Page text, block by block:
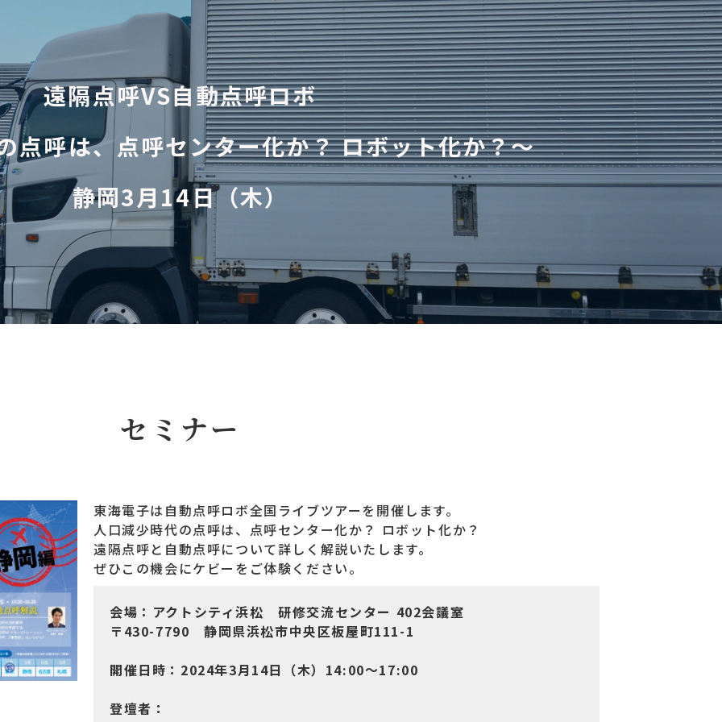
遠隔点呼VS自動点呼ロボ
点呼は、点呼センター化か？ ロボット化か？～
静岡3月14日（木）
セミナー
東海電子は自動点呼ロボ全国ライブツアーを開催します。
人口減少時代の点呼は、点呼センター化か？ ロボット化か？
遠隔点呼と自動点呼について詳しく解説いたします。
ぜひこの機会にケビーをご体験ください。
会場：アクトシティ浜松 研修交流センター 402会議室
〒430-7790 静岡県浜松市中央区板屋町111-1
開催日時：2024年3月14日（木）14:00～17:00
登壇者：